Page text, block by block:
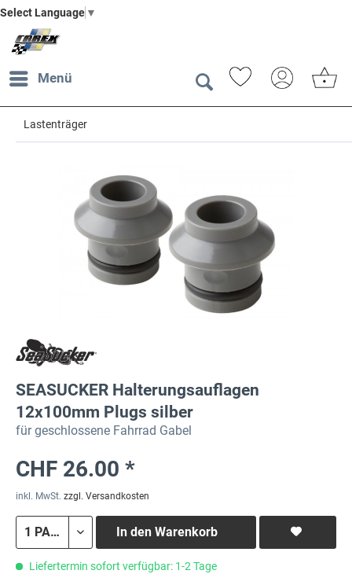
Select Language ▼
Menü
Lastenträger
SEASUCKER Halterungsauflagen
12x100mm Plugs silber
für geschlossene Fahrrad Gabel
CHF 26.00 *
inkl. MwSt. zzgl. Versandkosten
In den Warenkorb
Liefertermin sofort verfügbar: 1-2 Tage